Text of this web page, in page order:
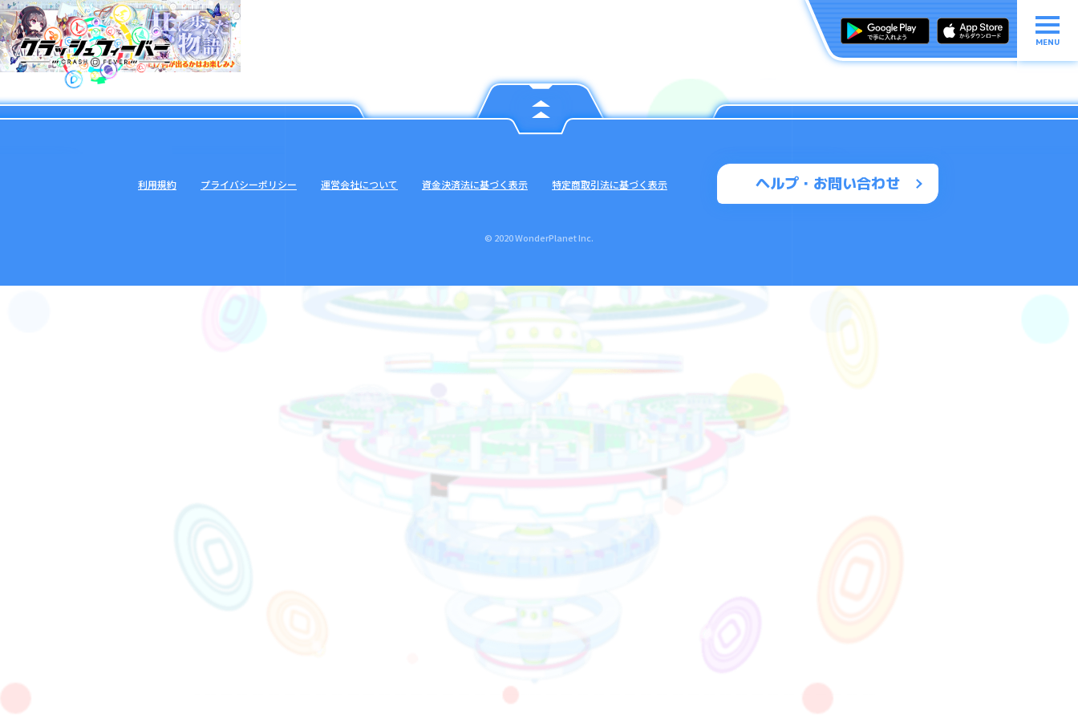
MENU
ヘルプ・お問い合わせ
利用規約 プライバシーポリシー 運営会社について 資金決済法に基づく表示 特定商取引法に基づく表示
© 2020 WonderPlanet Inc.